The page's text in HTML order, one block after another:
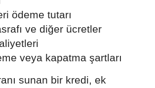
ödeme tutarı
ve diğer ücretler
veya kapatma şartları
sunan bir kredi, ek